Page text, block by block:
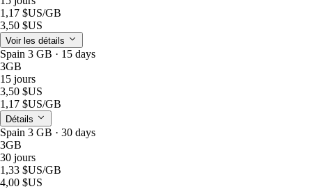
1,17 $US/GB
3,50 $US
Voir les détails
Spain 3 GB · 15 days
3GB
15 jours
3,50 $US
1,17 $US/GB
Détails
Spain 3 GB · 30 days
3GB
30 jours
1,33 $US/GB
4,00 $US